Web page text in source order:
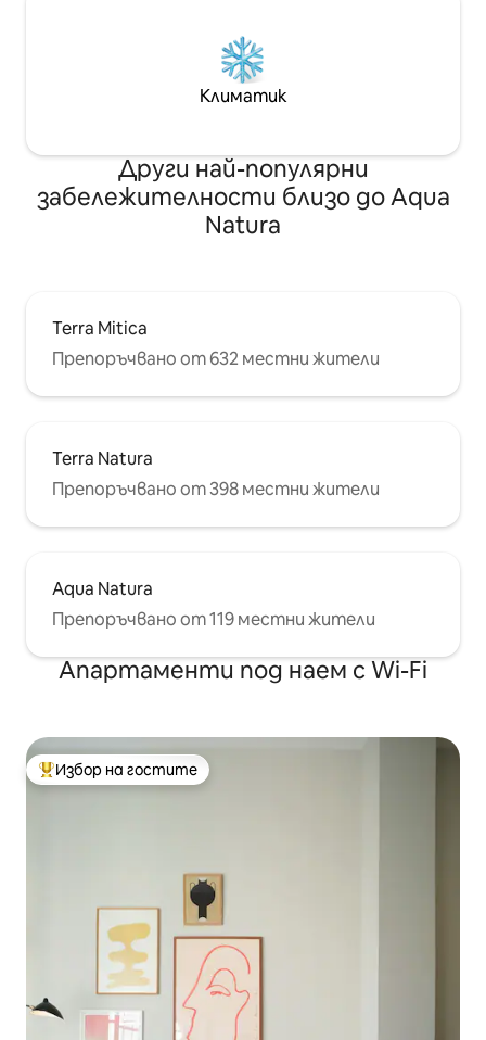
Климатик
Други най-популярни
забележителности близо до Aqua
Natura
Terra Mitica
Препоръчвано от 632 местни жители
Terra Natura
Препоръчвано от 398 местни жители
Aqua Natura
Препоръчвано от 119 местни жители
Апартаменти под наем с Wi-Fi
Най-популярен избор на гостите
Избор на гостите